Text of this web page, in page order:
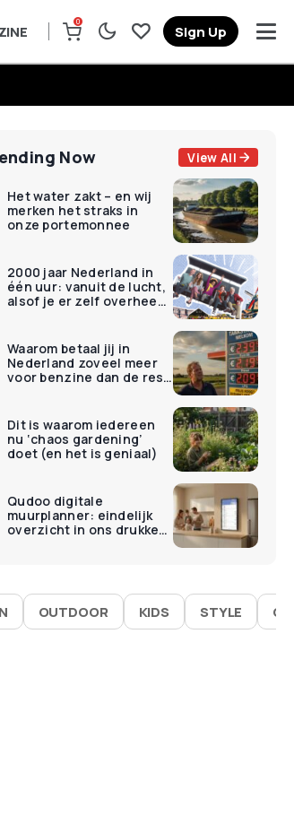
0
Sign Up
kosten
precies
Now View All
Het water zakt – en wij
merken het straks in
onze portemonnee
2000 jaar Nederland in
één uur: vanuit de lucht,
alsof je er zelf overheen
Waarom betaal jij in
Nederland zoveel meer
voor benzine dan de rest
Dit is waarom iedereen
nu ‘chaos gardening’
doet (en het is geniaal)
Qudoo digitale
muurplanner: eindelijk
overzicht in ons drukke
OUTDOOR KIDS STYLE